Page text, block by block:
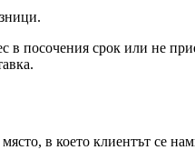
посочения срок или не
в което клиентът се